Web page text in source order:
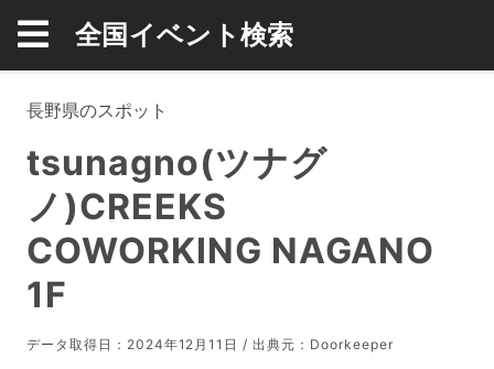
全国イベント検索
長野県のスポット
tsunagno(ツナグ
ノ)CREEKS
COWORKING NAGANO
1F
データ取得日：2024年12月11日 / 出典元： Doorkeeper